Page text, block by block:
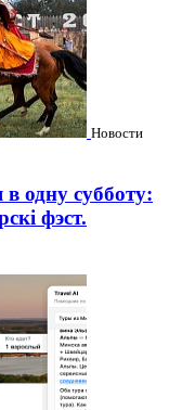
Новости
одну субботу:
фэст.